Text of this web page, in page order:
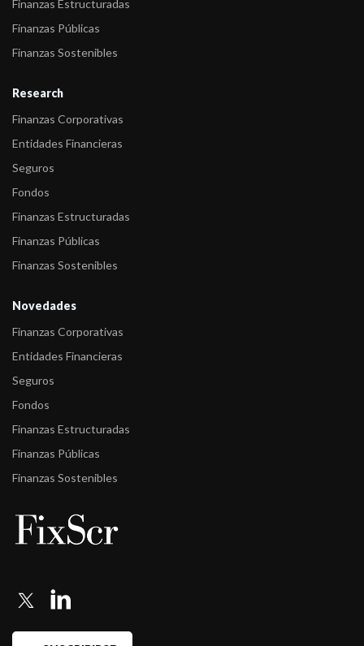
Finanzas Estructuradas
Finanzas Públicas
Finanzas Sostenibles
Research
Finanzas Corporativas
Entidades Financieras
Seguros
Fondos
Finanzas Estructuradas
Finanzas Públicas
Finanzas Sostenibles
Novedades
Finanzas Corporativas
Entidades Financieras
Seguros
Fondos
Finanzas Estructuradas
Finanzas Públicas
Finanzas Sostenibles